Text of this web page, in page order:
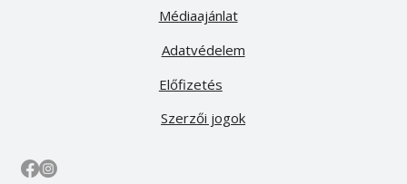
Médiaajánlat
Előfizetés
Adatvédelem
Szerzői jogok